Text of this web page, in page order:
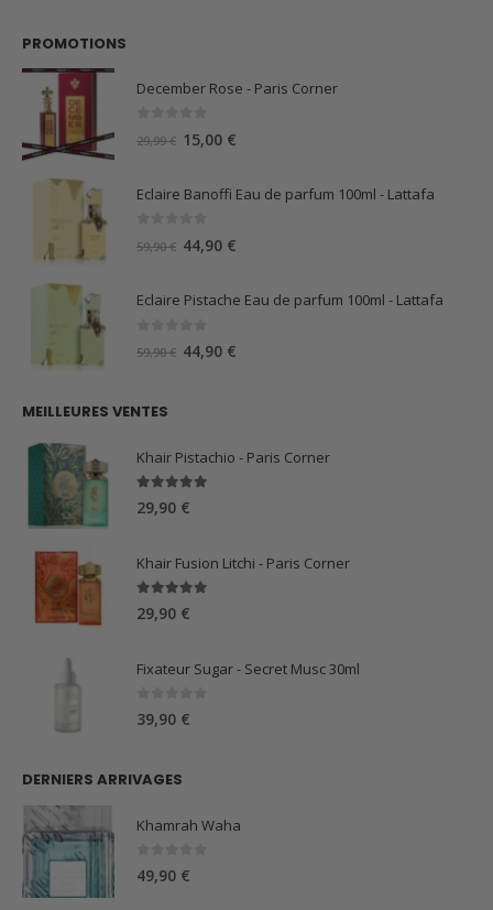
PROMOTIONS
December Rose - Paris Corner
29,99€ Le
initial
15,00 €
actuel
Eclaire Banoffi Eau de parfum 100ml - Lattafa
59,90€ Le
initial
44,90 €
actuel
Eclaire Pistache Eau de parfum 100ml - Lattafa
59,90€ Le
44,90 €
MEILLEURES VENTES
Khair Pistachio - Paris Corner
5.00sur 5
29,90 €
Khair Fusion Litchi - Paris Corner
5.00sur 5
29,90 €
Fixateur Sugar - Secret Musc 30ml
0 sur 5
39,90 €
DERNIERS ARRIVAGES
Khamrah Waha
0 sur 5
49,90 €